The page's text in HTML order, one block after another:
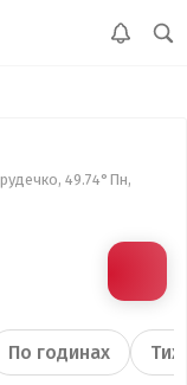
49.74°Пн,
По годинах